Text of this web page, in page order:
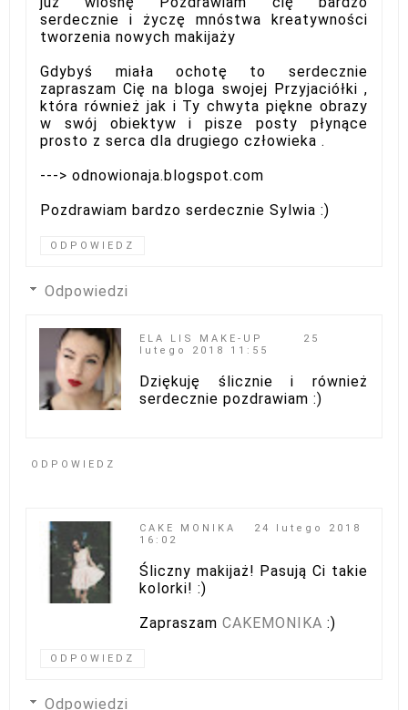
serdecznie i życzę mnóstwa kreatywności
tworzenia nowych makijaży
Gdybyś miała ochotę to serdecznie
zapraszam Cię na bloga swojej Przyjaciółki ,
która również jak i Ty chwyta piękne obrazy
w swój obiektyw i pisze posty płynące
prosto z serca dla drugiego człowieka .
---> odnowionaja.blogspot.com
Pozdrawiam bardzo serdecznie Sylwia :)
ODPOWIEDZ
Odpowiedzi
ELA LIS MAKE-UP
25
lutego 2018 11:55
Dziękuję ślicznie i również
serdecznie pozdrawiam :)
ODPOWIEDZ
CAKE MONIKA
24 lutego 2018
16:02
Śliczny makijaż! Pasują Ci takie
kolorki! :)
ZapraszamCAKEMONIKA :)
ODPOWIEDZ
Odpowiedzi